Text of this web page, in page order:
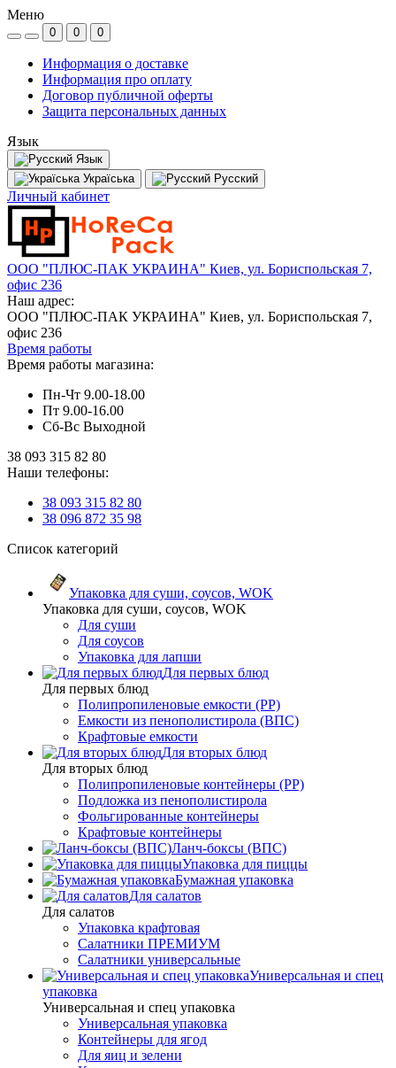
Меню
0 0 0
Информация о доставке
Информация про оплату
Договор публичной оферты
Защита персональных данных
Язык
Язык
Україська
Русский
Личный кабинет
ООО "ПЛЮС-ПАК УКРАИНА" Киев, ул. Бориспольская 7,
офис 236
Наш адрес:
ООО "ПЛЮС-ПАК УКРАИНА" Киев, ул. Бориспольская 7,
офис 236
Время работы
Время работы магазина:
Пн-Чт 9.00-18.00
Пт 9.00-16.00
Сб-Вс Выходной
38 093 315 82 80
Наши телефоны:
38 093 315 82 80
38 096 872 35 98
Список категорий
Упаковка для суши, соусов, WOK
Упаковка для суши, соусов, WOK
Для суши
Для соусов
Упаковка для лапши
Для первых блюд
Для первых блюд
Полипропиленовые емкости (PP)
Емкости из пенополистирола (ВПС)
Крафтовые емкости
Для вторых блюд
Для вторых блюд
Полипропиленовые контейнеры (PP)
Подложка из пенополистирола
Фольгированные контейнеры
Крафтовые контейнеры
Ланч-боксы (ВПС)
Упаковка для пиццы
Бумажная упаковка
Для салатов
Для салатов
Упаковка крафтовая
Салатники ПРЕМИУМ
Салатники универсальные
Универсальная и спец
упаковка
Универсальная и спец упаковка
Универсальная упаковка
Контейнеры для ягод
Для яиц и зелени